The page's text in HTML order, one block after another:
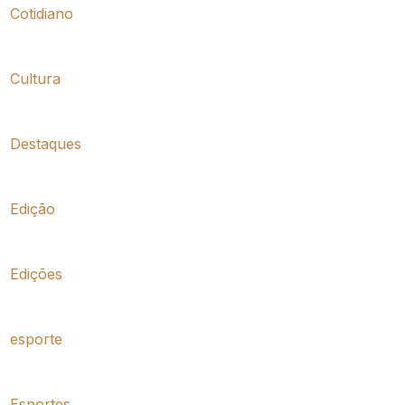
Cotidiano
Cultura
Destaques
Edição
Edições
esporte